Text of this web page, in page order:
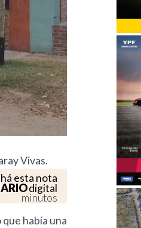
Vivas.
esta nota
digital
minutos
había una